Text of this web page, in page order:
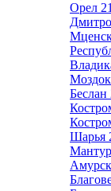
Орел 21
Моздок
Беслан
Шарья